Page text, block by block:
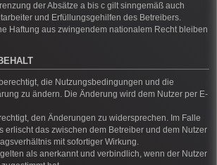
der Absätze a bis c gilt sinngemäß auch
und Erfüllungsgehilfen des Betreibers.
Haftung aus zwingendem nationalem Recht bleiben
die Nutzungsbedingungen und die
zu ändern. Die Änderung wird dem Nutzer per E-
den Änderungen zu widersprechen. Im Falle
erlischt das zwischen dem Betreiber und dem Nutzer
mit sofortiger Wirkung.
als anerkannt und verbindlich, wenn der Nutzer